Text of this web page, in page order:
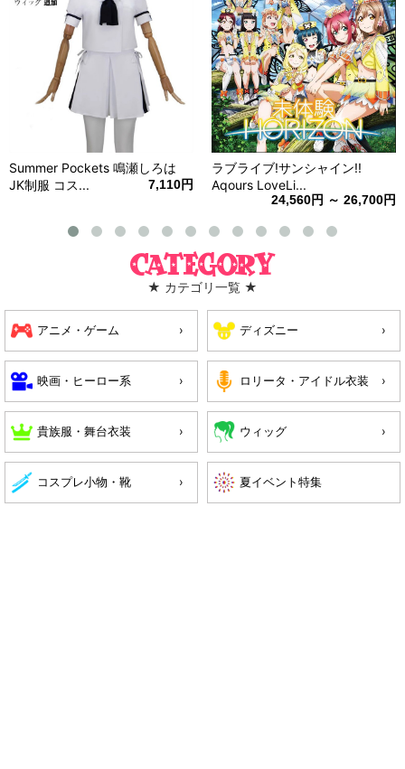
Summer Pockets 鳴瀬しろは
JK制服 コス...
7,110円
ラブライブ!サンシャイン!!
Aqours LoveLi...
24,560円 ～ 26,700円
Category
★ カテゴリ一覧 ★
アニメ・ゲーム ディズニー
映画・ヒーロー系 ロリータ・アイドル衣装
貴族服・舞台衣装 ウィッグ
コスプレ小物・靴